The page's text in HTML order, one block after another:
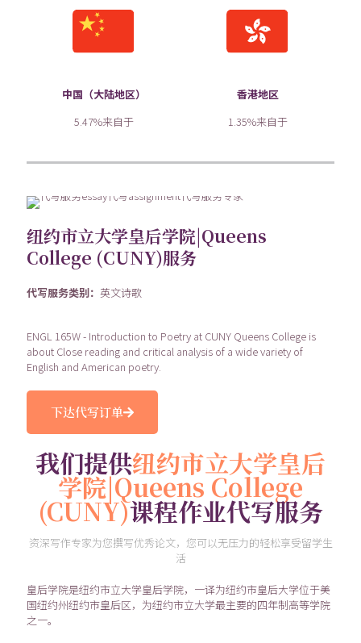
中国（大陆地区）
5.47%来自于
香港地区
1.35%来自于
纽约市立大学皇后学院|Queens
College (CUNY)服务
代写服务类别： 英文诗歌
ENGL 165W - Introduction to Poetry at CUNY Queens College is
about Close reading and critical analysis of a wide variety of
English and American poetry.
下达代写订单
我们提供纽约市立大学皇后
学院|Queens College
(CUNY)课程作业代写服务
资深写作专家为您撰写优秀论文，您可以无压力的轻松享受留学生
活
皇后学院是纽约市立大学皇后学院，一译为纽约市皇后大学位于美
国纽约州纽约市皇后区，为纽约市立大学最主要的四年制高等学院
之一。